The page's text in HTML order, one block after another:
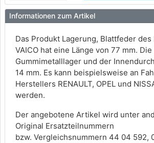
Informationen zum Artikel
Das Produkt Lagerung, Blattfeder
VAICO hat eine Länge von 77 mm.
Gummimetalllager und der
14 mm. Es kann beispielsweise an
Herstellers RENAULT, OPEL und
werden.
Der angebotene Artikel wird unter
Original Ersatzteilnummern
bzw. Vergleichsnummern 44 04 592,